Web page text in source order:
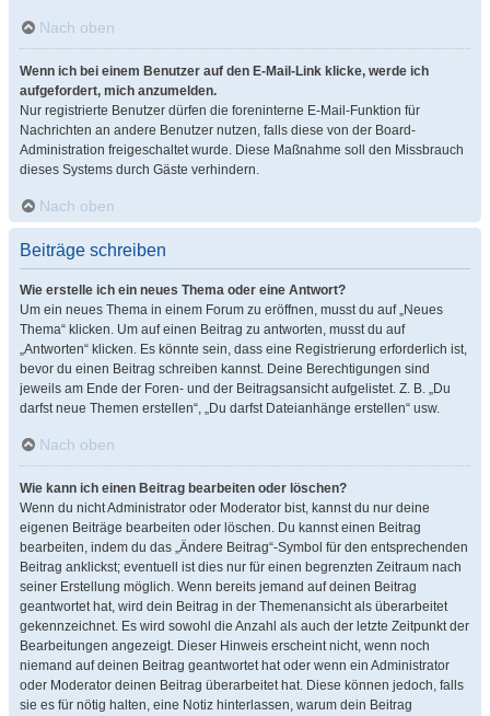
Nach oben
Wenn ich bei einem Benutzer auf den E-Mail-Link klicke, werde ich
aufgefordert, mich anzumelden.
Nur registrierte Benutzer dürfen die foreninterne E-Mail-Funktion für
Nachrichten an andere Benutzer nutzen, falls diese von der Board-
Administration freigeschaltet wurde. Diese Maßnahme soll den Missbrauch
dieses Systems durch Gäste verhindern.
Nach oben
Beiträge schreiben
Wie erstelle ich ein neues Thema oder eine Antwort?
Um ein neues Thema in einem Forum zu eröffnen, musst du auf „Neues
Thema“ klicken. Um auf einen Beitrag zu antworten, musst du auf
„Antworten“ klicken. Es könnte sein, dass eine Registrierung erforderlich ist,
bevor du einen Beitrag schreiben kannst. Deine Berechtigungen sind
jeweils am Ende der Foren- und der Beitragsansicht aufgelistet. Z. B. „Du
darfst neue Themen erstellen“, „Du darfst Dateianhänge erstellen“ usw.
Nach oben
Wie kann ich einen Beitrag bearbeiten oder löschen?
Wenn du nicht Administrator oder Moderator bist, kannst du nur deine
eigenen Beiträge bearbeiten oder löschen. Du kannst einen Beitrag
bearbeiten, indem du das „Ändere Beitrag“-Symbol für den entsprechenden
Beitrag anklickst; eventuell ist dies nur für einen begrenzten Zeitraum nach
seiner Erstellung möglich. Wenn bereits jemand auf deinen Beitrag
geantwortet hat, wird dein Beitrag in der Themenansicht als überarbeitet
gekennzeichnet. Es wird sowohl die Anzahl als auch der letzte Zeitpunkt der
Bearbeitungen angezeigt. Dieser Hinweis erscheint nicht, wenn noch
niemand auf deinen Beitrag geantwortet hat oder wenn ein Administrator
oder Moderator deinen Beitrag überarbeitet hat. Diese können jedoch, falls
sie es für nötig halten, eine Notiz hinterlassen, warum dein Beitrag